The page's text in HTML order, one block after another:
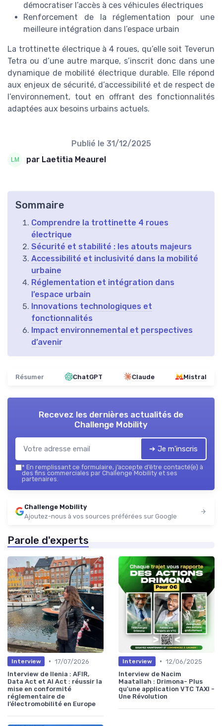
démocratiser l’accès à ces véhicules électriques
Renforcement de la réglementation pour une
meilleure intégration dans l’espace urbain
La trottinette électrique à 4 roues, qu’elle soit Teverun
Tetra ou d’une autre marque, s’inscrit donc dans une
dynamique de mobilité électrique durable. Elle répond
aux enjeux de sécurité, d’accessibilité et de respect de
l’environnement, tout en offrant des fonctionnalités
adaptées aux besoins urbains actuels.
Publié le 31/12/2025
par Laetitia Meaurel
Sommaire
Comprendre la trottinette 4 roues
électrique
Sécurité et stabilité : les atouts majeurs
Accessibilité et inclusivité dans la mobilité
urbaine
Réglementation et intégration dans
l’espace urbain
Innovations technologiques et
fonctionnalités
Impact environnemental et perspectives
d’avenir
Résumer ChatGPT Claude Mistral
Recevez les dernières actualités de
Challenge Mobility
➔ Je m'inscris
* En remplissant ce formulaire, j’accepte d’être contacté(e) à
des fins commerciales par Challenge Mobility et ses
partenaires.
Challenge Mobility
Ajoutez-nous à vos sources préférées sur Google
Parole d'experts
Interview • 17/07/2026
Interview de Ilenia : AFIR,
Data Act et AI Act : réussir la
mise en conformité
réglementaire de
l’électromobilité en Europe
Interview • 12/06/2025
Interview de Nacim
Maatallah : Drimona- Plus
qu'une application VTC TAXI -
Une Révolution